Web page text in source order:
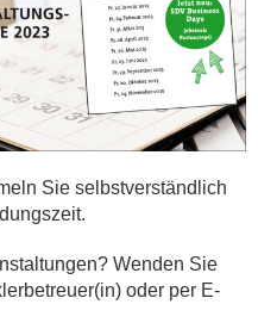
Sie selbstverständlich
Wenden Sie
oder per E-